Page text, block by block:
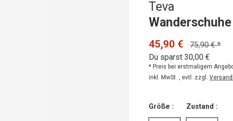
Teva
45,90 €
75,90 € *
Du sparst 30,00 €
* Preis bei erstmaligem
inkl. MwSt. , evtl. zzgl.
Größe : Zustand :